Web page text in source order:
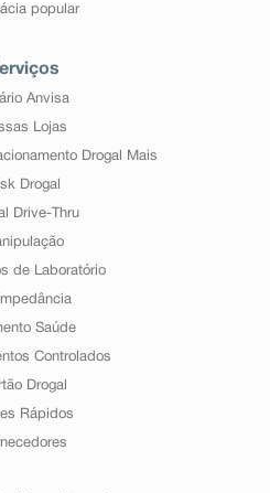
popular
Anvisa
Lojas
Drogal Mais
Drogal
Drive-Thru
de Laboratório
Saúde
Controlados
Drogal
Rápidos